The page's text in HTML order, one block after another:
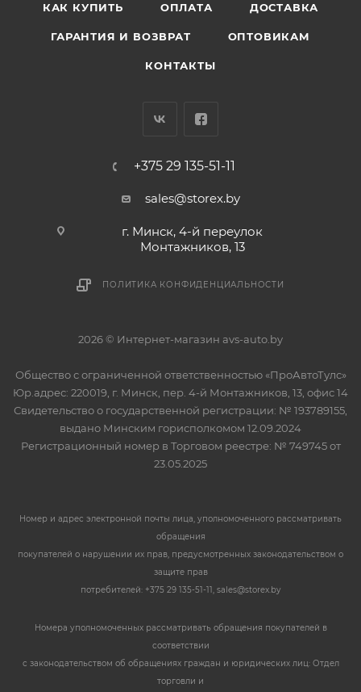
КАК КУПИТЬ ОПЛАТА ДОСТАВКА
ГАРАНТИЯ И ВОЗВРАТ ОПТОВИКАМ
КОНТАКТЫ
+375 29 135-51-11
sales@storex.by
г. Минск, 4-й переулок
Монтажников, 13
ПОЛИТИКА КОНФИДЕНЦИАЛЬНОСТИ
2026 © Интернет-магазин avs-auto.by
Общество с ограниченной ответственностью «ПроАвтоТулс»
Юр.адрес: 220019, г. Минск, пер. 4-й Монтажников, 13, офис 14
Свидетельство о государственной регистрации: № 193789155,
выдано Минским горисполкомом 12.09.2024
Регистрационный номер в Торговом реестре: № 749745 от
23.05.2025
Номер и адрес электронной почты лица, уполномоченного рассматривать
обращения
покупателей о нарушении их прав, предусмотренных законодательством о
защите прав
потребителей: +375 29 135-51-11, sales@storex.by
Номера уполномоченных рассматривать обращения покупателей в
соответствии
с законодательством об обращениях граждан и юридических лиц: Отдел
торговли и